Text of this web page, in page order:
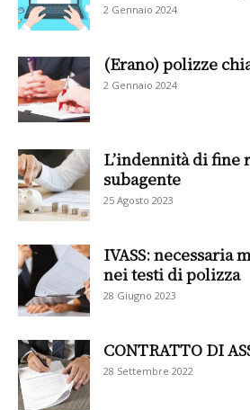
2 Gennaio 2024
(Erano) polizze
2 Gennaio 2024
L’indennità di fine
subagente
25 Agosto 2023
IVASS: necessaria
nei testi di polizza
28 Giugno 2023
CONTRATTO DI
28 Settembre 2022